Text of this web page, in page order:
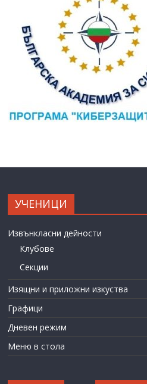
УЧЕНИЦИ
Извънкласни дейности
Клубове
Секции
Изящни и приложни изкуства
Графици
Дневен режим
Меню в стола